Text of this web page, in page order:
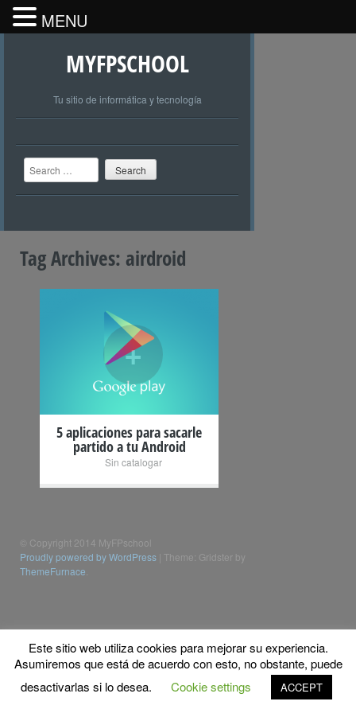
MYFPSCHOOL
Tu sitio de informática y tecnología
Search
Tag Archives: airdroid
+
5 aplicaciones para sacarle
partido a tu Android
Sin catalogar
© Copyright 2014 MyFPschool
Proudly powered by WordPress Theme: Gridster by
ThemeFurnace
Este sitio web utiliza cookies para mejorar su experiencia.
Asumiremos que está de acuerdo con esto, no obstante, puede
desactivarlas si lo desea.
Cookie settings ACCEPT
MENU